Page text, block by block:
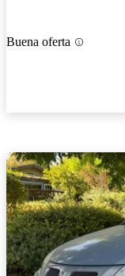
Buena oferta